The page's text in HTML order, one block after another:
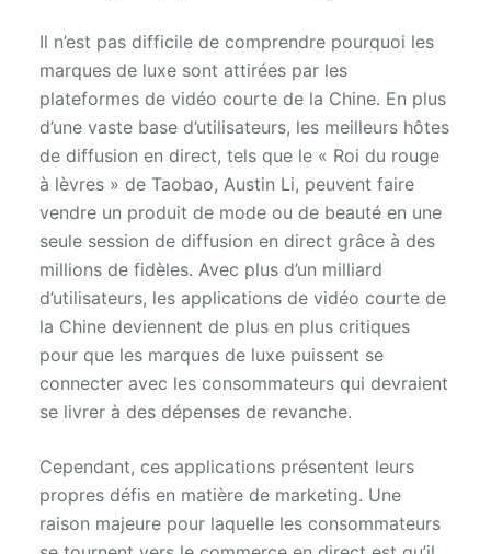
Il n’est pas difficile de comprendre pourquoi les
marques de luxe sont attirées par les
plateformes de vidéo courte de la Chine. En plus
d’une vaste base d’utilisateurs, les meilleurs hôtes
de diffusion en direct, tels que le « Roi du rouge
à lèvres » de Taobao, Austin Li, peuvent faire
vendre un produit de mode ou de beauté en une
seule session de diffusion en direct grâce à des
millions de fidèles. Avec plus d’un milliard
d’utilisateurs, les applications de vidéo courte de
la Chine deviennent de plus en plus critiques
pour que les marques de luxe puissent se
connecter avec les consommateurs qui devraient
se livrer à des dépenses de revanche.
Cependant, ces applications présentent leurs
propres défis en matière de marketing. Une
raison majeure pour laquelle les consommateurs